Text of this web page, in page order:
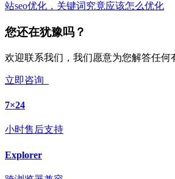
站seo优化，关键词究竟应该怎么优化
您还在犹豫吗？
欢迎联系我们，我们愿意为您解答任何
立即咨询
7×24
小时售后支持
Explorer